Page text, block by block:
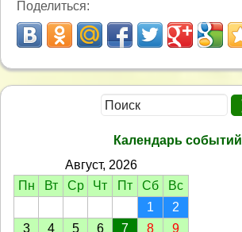
Поделиться:
Календарь событий
Август, 2026
Пн
Вт Ср Чт Пт Сб
Вс
1
2
3
4 5 6 7 8
9